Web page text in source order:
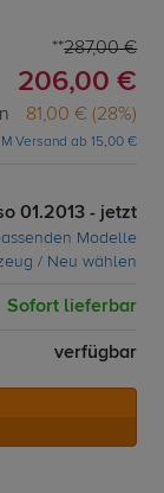
287,00 €
206,00 €
81,00 € (28%)
M Versand ab 15,00 €
01.2013 - jetzt
Modelle
/ Neu wählen
Sofort lieferbar
verfügbar